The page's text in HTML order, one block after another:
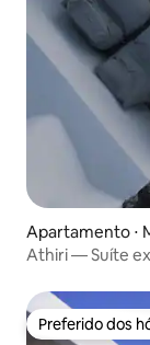
Apartamento ⋅
Athiri — Suíte
Preferido dos
Preferido dos